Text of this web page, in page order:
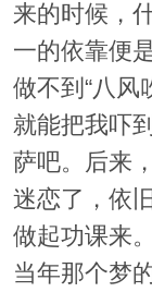
来的时候，
一的依靠便
做不到“八风
就能把我吓
萨吧。后来
迷恋了，依
做起功课来
当年那个梦